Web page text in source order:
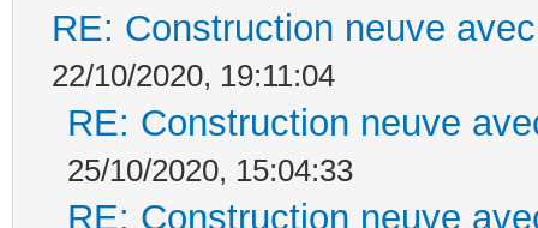
RE: Construction neuve
22/10/2020, 19:11:04
RE: Construction neuve
25/10/2020, 15:04:33
RE: Construction neuve